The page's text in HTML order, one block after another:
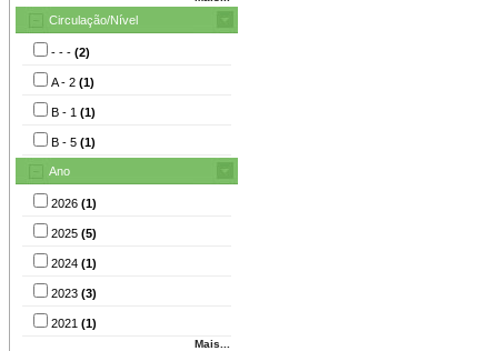
Circulação/Nível
- - - (2)
A - 2 (1)
B - 1 (1)
B - 5 (1)
Ano
2026 (1)
2025 (5)
2024 (1)
2023 (3)
2021 (1)
Mais...